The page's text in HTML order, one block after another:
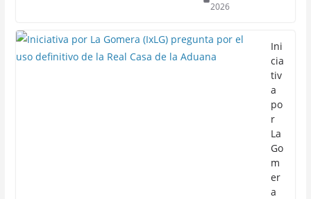
2026
Ini
cia
tiv
a
po
r
La
Go
m
er
a